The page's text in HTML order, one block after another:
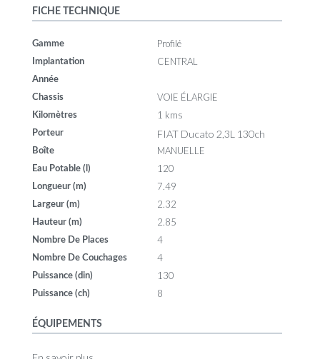
FICHE TECHNIQUE
Gamme Profilé
Implantation CENTRAL
Année
Chassis
VOIE ÉLARGIE
Kilomètres 1 kms
Porteur FIAT Ducato 2,3L 130ch
Boîte MANUELLE
Eau Potable (l) 120
Longueur (m) 7.49
Largeur (m) 2.32
Hauteur (m) 2.85
Nombre De Places 4
Nombre De Couchages 4
Puissance (din) 130
Puissance (ch) 8
ÉQUIPEMENTS